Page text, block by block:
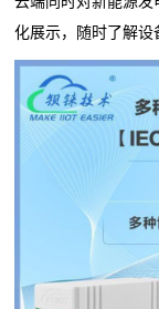
化展示，随时了解设